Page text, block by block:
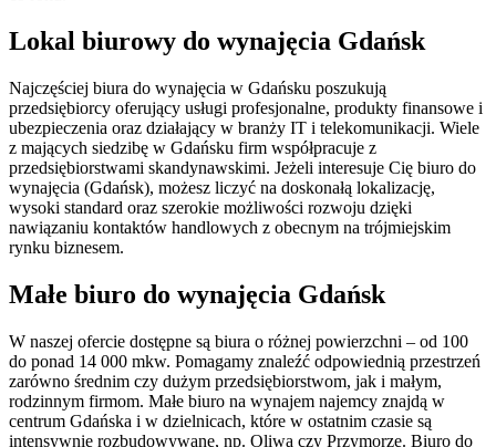
Lokal biurowy do wynajęcia Gdańsk
Najczęściej biura do wynajęcia w Gdańsku poszukują
przedsiębiorcy oferujący usługi profesjonalne, produkty finansowe i
ubezpieczenia oraz działający w branży IT i telekomunikacji. Wiele
z mających siedzibę w Gdańsku firm współpracuje z
przedsiębiorstwami skandynawskimi. Jeżeli interesuje Cię biuro do
wynajęcia (Gdańsk), możesz liczyć na doskonałą lokalizację,
wysoki standard oraz szerokie możliwości rozwoju dzięki
nawiązaniu kontaktów handlowych z obecnym na trójmiejskim
rynku biznesem.
Małe biuro do wynajęcia Gdańsk
W naszej ofercie dostępne są biura o różnej powierzchni – od 100
do ponad 14 000 mkw. Pomagamy znaleźć odpowiednią przestrzeń
zarówno średnim czy dużym przedsiębiorstwom, jak i małym,
rodzinnym firmom. Małe biuro na wynajem najemcy znajdą w
centrum Gdańska i w dzielnicach, które w ostatnim czasie są
intensywnie rozbudowywane, np. Oliwa czy Przymorze. Biuro do